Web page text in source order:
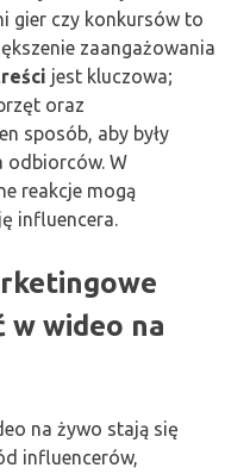
gier czy konkursów to
zaangażowania
jest kluczowa;
oraz
sposób, aby były
odbiorców. W
reakcje mogą
influencera.
w wideo na
na żywo stają się
influencerów,